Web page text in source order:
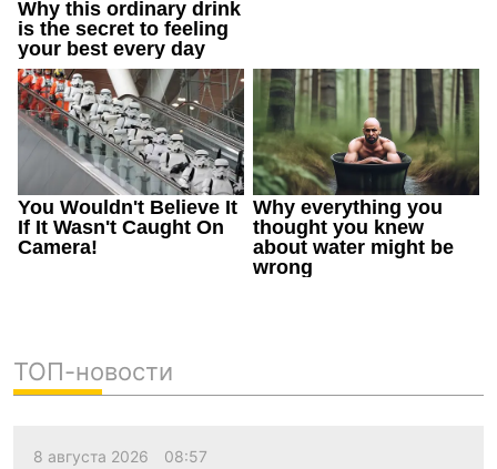
ТОП-новости
8 августа 2026 08:57